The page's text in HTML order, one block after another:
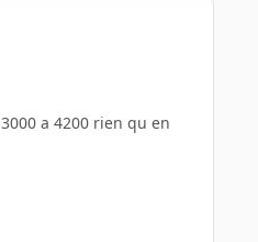
a 4200 rien qu en